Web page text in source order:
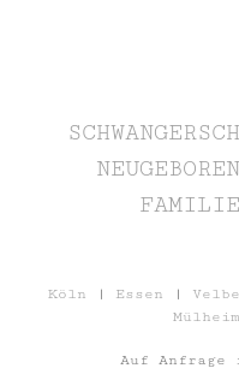
Köln | Essen |
Mülheim
Auf Anfrage